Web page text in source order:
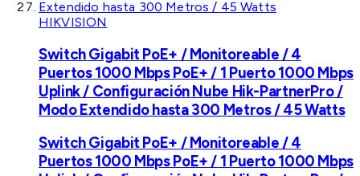
HIKVISION
Switch Gigabit PoE+ / Monitoreable / 4
Puertos 1000 Mbps PoE+ / 1 Puerto 1000 Mbps
Uplink / Configuración Nube Hik-PartnerPro /
Modo Extendido hasta 300 Metros / 45 Watts
Switch Gigabit PoE+ / Monitoreable / 4
Puertos 1000 Mbps PoE+ / 1 Puerto 1000 Mbps